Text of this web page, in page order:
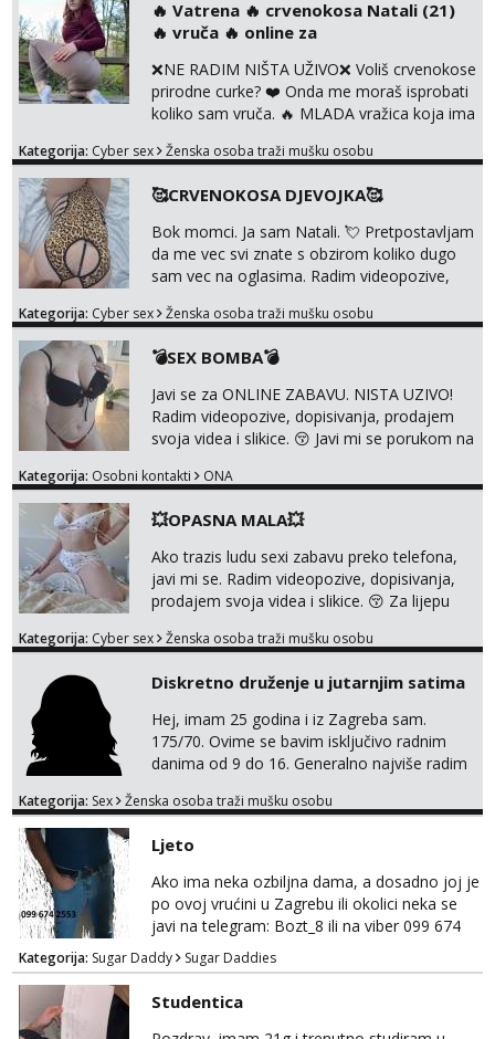
uz slike i hot line pozive. Za vas sam
pripremila i slike s licem u raznim
kombinacijama isto kao i razna videa 😈
Volim kinky stvari i dominaciju 🤫 ...
‎️‍🔥 Vatrena ‎️‍🔥 crvenokosa Natali (21)
‎️‍🔥 vruča‎ ️‍🔥 online za
❌NE RADIM NIŠTA UŽIVO❌ Voliš crvenokose
prirodne curke? ❤️ Onda me moraš isprobati
koliko sam vruča.‎ ️‍🔥 MLADA vražica koja ima
prljave i u svemu vidim samo užitak. 💦 U
po svojoj mjeri. Sexi videa s kolegicama,
dečkom ili pak ja sama di se dovodim do
ludila. 🍑 Naravno ako ti moja ponuda nije
dovoljna uvije...
Kategorija: Cyber sex Ženska osoba traži mušku osobu
🥰CRVENOKOSA DJEVOJKA🥰
Bok momci. Ja sam Natali. 💘 Pretpostavljam
da me vec svi znate s obzirom koliko dugo
sam vec na oglasima. Radim videopozive,
Za lijepu suradnju javi mi se porukom na
0045
Kategorija: Cyber sex Ženska osoba traži mušku osobu
💣SEX BOMBA💣
Javi se za ONLINE ZABAVU. NISTA UZIVO!
Radim videopozive, dopisivanja, prodajem
svoja videa i slikice. 😚 Javi mi se porukom na
0045
Kategorija: Osobni kontakti ONA
💥OPASNA MALA💥
Ako trazis ludu sexi zabavu preko telefona,
javi mi se. Radim videopozive, dopisivanja,
prodajem svoja videa i slikice. 😚 Za lijepu
Viber ili Telegram. +385 91 723 0045
Kategorija: Cyber sex Ženska osoba traži mušku osobu
Diskretno druženje u jutarnjim satima
Hej, imam 25 godina i iz Zagreba sam.
175/70. Ovime se bavim isključivo radnim
danima od 9 do 16. Generalno najviše radim
druženja u diskreciji, vjerovatno ćemo si
također, nisam zainteresirana za one and
done susrete. Ako se nalaziš u ovome, javi
mi se na WhatsApp sa nečime o sebi i tome
što voliš seksualno za daljnji d...
Kategorija: Sex Ženska osoba traži mušku osobu
Ljeto
Ako ima neka ozbiljna dama, a dosadno joj je
po ovoj vrućini u Zagrebu ili okolici neka se
javi na telegram: Bozt_8 ili na viber 099 674
2553.
Kategorija: Sugar Daddy Sugar Daddies
Studentica